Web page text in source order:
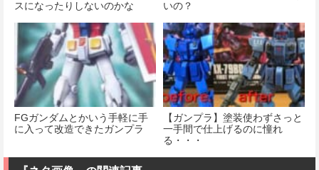
スになったりしないのかな
いの？
FGガンダムとかいう手軽に手
に入って改造できたガンプラ
【ガンプラ】塗装使わずさっと
一手間で仕上げるのに憧れ
る・・・